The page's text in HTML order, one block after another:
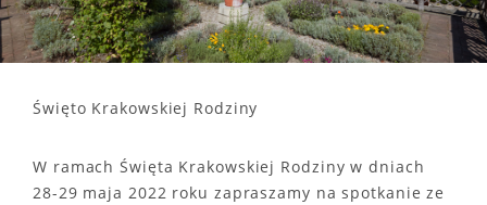
Święto Krakowskiej Rodziny
W ramach Święta Krakowskiej Rodziny w dniach
28-29 maja 2022 roku zapraszamy na spotkanie ze